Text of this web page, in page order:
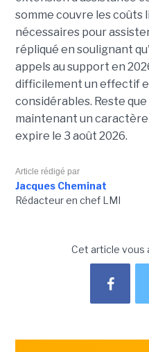
somme couvre les coûts
nécessaires pour
répliqué en soulignant
appels au support en
difficilement un effectif
considérables. Reste
maintenant un
expire le 3 août 2026.
Article rédigé par
Jacques Cheminat
Rédacteur en chef LMI
Cet article vous